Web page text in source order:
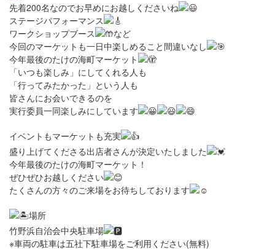
先着200名なのでお早めにお越しくださいね
ステージパフォーマンス
ワークショップブース
など
今回のマーケットも一日中楽しめること間違いなし
今年最後のたけの海町マーケット
「いつも楽しみ」にしてくれる人も
「行ってみたかった」という人も
皆さんにお会いできるのを
実行委員一同楽しみにしています
イベントもマーケットも充実
盛り上げてくださる出店者さんが決定いたしました
今年最後のたけの海町マーケット！
ぜひぜひお越しください
たくさんの方々のご来場をお待ちしております
場所
竹野浜自治会中央駐車場
※車両の駐車は五社下駐車場をご利用ください(無料)